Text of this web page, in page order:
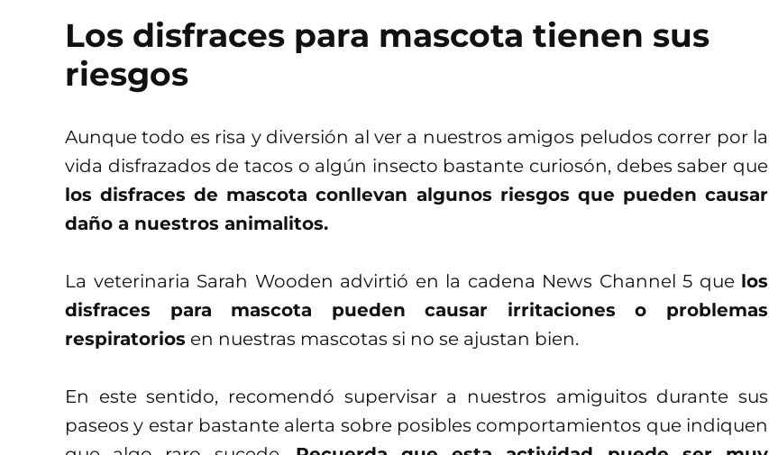
Los disfraces para mascota tienen sus
riesgos
Aunque todo es risa y diversión al ver a nuestros amigos peludos correr por la
vida disfrazados de tacos o algún insecto bastante curiosón, debes saber que
los disfraces de mascota conllevan algunos riesgos que pueden causar
daño a nuestros animalitos.
La veterinaria Sarah Wooden advirtió en la cadena News Channel 5 que los
disfraces para mascota pueden causar irritaciones o problemas
respiratorios en nuestras mascotas si no se ajustan bien.
En este sentido, recomendó supervisar a nuestros amiguitos durante sus
paseos y estar bastante alerta sobre posibles comportamientos que indiquen